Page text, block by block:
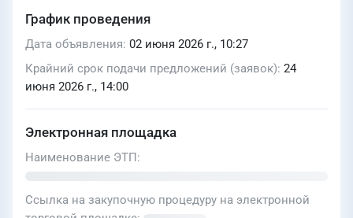
График проведения
Дата объявления 02 июня 2026 г., 10:27
Крайний срок подачи предложений (заявок) 24
июня 2026 г., 14:00
Электронная площадка
Наименование ЭТП
Ссылка на закупочную процедуру на электронной